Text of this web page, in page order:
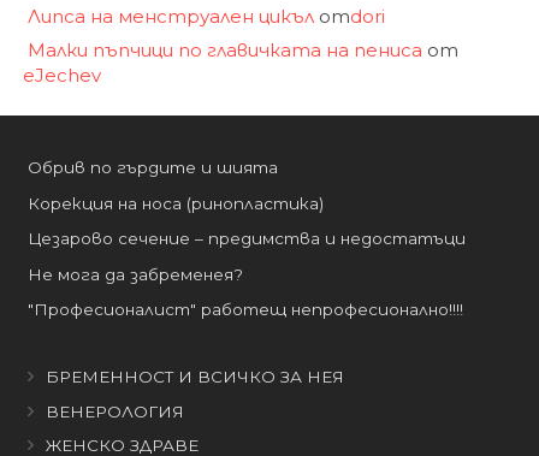
Липса на менструален цикълотdori
Малки пъпчици по главичката на пениса от
eJechev
Обрив по гърдите и шията
Корекция на носа (ринопластика)
Цезарово сечение – предимства и недостатъци
Не мога да забременея?
"Професионалист" работещ непрофесионално!!!!
БРЕМЕННОСТ И ВСИЧКО ЗА НЕЯ
ВЕНЕРОЛОГИЯ
ЖЕНСКО ЗДРАВЕ